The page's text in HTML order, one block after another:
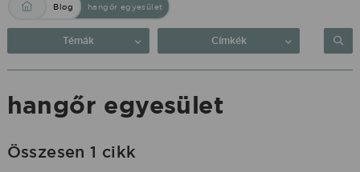
KoncertBooking
Közvetlenül
a
Blog hangőr egyesület
Témák Címkék
hangőr egyesület
Összesen 1 cikk